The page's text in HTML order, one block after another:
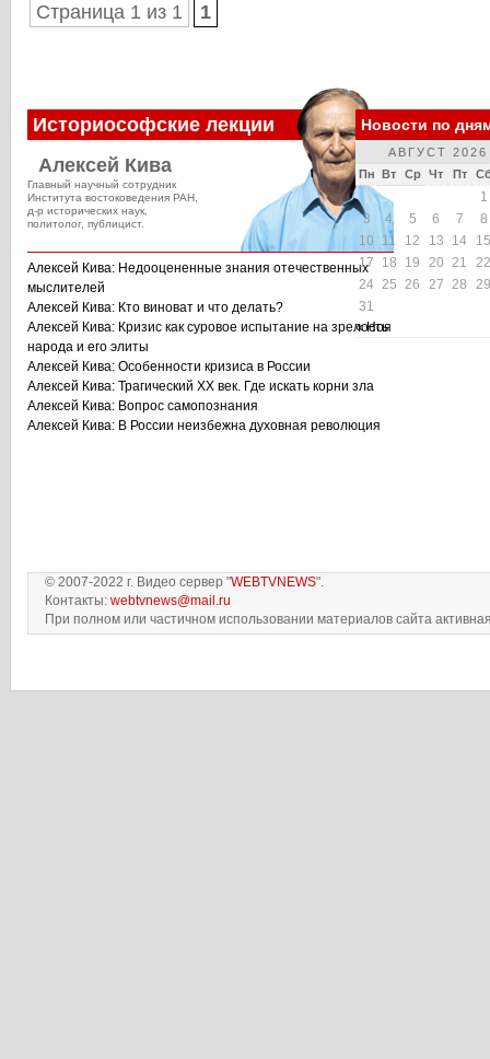
Страница 1 из 1 1
Историософские лекции
Алексей Кива
Главный научный сотрудник
Института востоковедения РАН,
д-р исторических наук,
политолог, публицист.
Алексей Кива: Недооцененные знания отечественных
мыслителей
Алексей Кива: Кто виноват и что делать?
Алексей Кива: Кризис как суровое испытание на зрелость
народа и его элиты
Алексей Кива: Особенности кризиса в России
Алексей Кива: Трагический XX век. Где искать корни зла
Алексей Кива: Вопрос самопознания
Алексей Кива: В России неизбежна духовная революция
Новости по
АВГУСТ 2026
Пн Вт Ср Чт Пт
1
3
4 5 6 7
8
10
11 12 13 14
15
17
18 19 20 21
22
24 25 26 27 28
29
31
« Ноя
© 2007-2022 г. Видео сервер "WEBTVNEWS".
Контакты: webtvnews@mail.ru
При полном или частичном использовании материалов сайта